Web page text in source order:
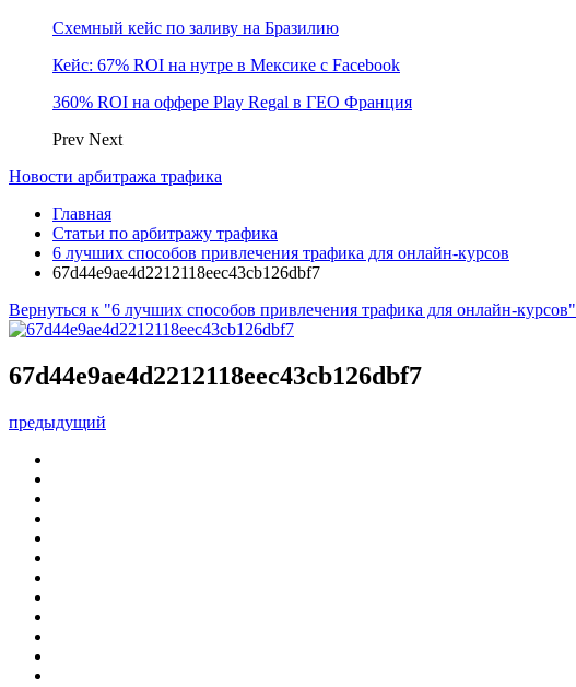
Схемный кейс по заливу на Бразилию
Кейс: 67% ROI на нутре в Мексике с Facebook
360% ROI на оффере Play Regal в ГЕО Франция
Prev Next
Новости арбитража трафика
Главная
Статьи по арбитражу трафика
6 лучших способов привлечения трафика для онлайн-курсов
67d44e9ae4d2212118eec43cb126dbf7
Вернуться к "6 лучших способов привлечения трафика для онлайн-курсов"
67d44e9ae4d2212118eec43cb126dbf7
предыдущий